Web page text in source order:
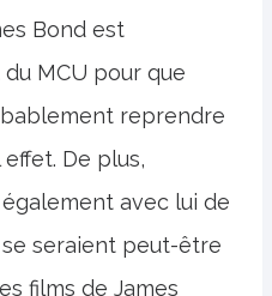
Bond est
MCU pour que
reprendre
De plus,
avec lui de
seraient peut-être
films de James